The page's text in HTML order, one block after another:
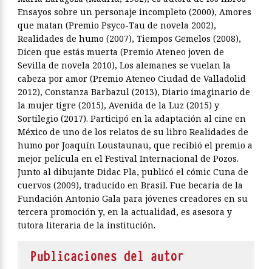
Ensayos sobre un personaje incompleto (2000), Amores
que matan (Premio Psyco-Tau de novela 2002),
Realidades de humo (2007), Tiempos Gemelos (2008),
Dicen que estás muerta (Premio Ateneo joven de
Sevilla de novela 2010), Los alemanes se vuelan la
cabeza por amor (Premio Ateneo Ciudad de Valladolid
2012), Constanza Barbazul (2013), Diario imaginario de
la mujer tigre (2015), Avenida de la Luz (2015) y
Sortilegio (2017). Participó en la adaptación al cine en
México de uno de los relatos de su libro Realidades de
humo por Joaquín Loustaunau, que recibió el premio a
mejor película en el Festival Internacional de Pozos.
Junto al dibujante Didac Pla, publicó el cómic Cuna de
cuervos (2009), traducido en Brasil. Fue becaria de la
Fundación Antonio Gala para jóvenes creadores en su
tercera promoción y, en la actualidad, es asesora y
tutora literaria de la institución.
Publicaciones del autor